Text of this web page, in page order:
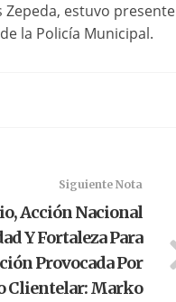
Zepeda, estuvo presente
la Policía Municipal.
Siguiente Nota
Acción Nacional
Y Fortaleza Para
Provocada Por
Clientelar: Marko